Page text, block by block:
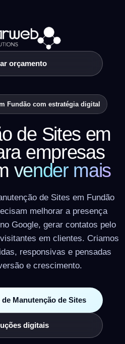
orçamento
Fundão com estratégia digital
de Sites em
empresas
vender mais
de Sites em Fundão
melhorar a presença
Google, gerar contatos pelo
em clientes. Criamos
responsivas e pensadas
e crescimento.
Manutenção de Sites
digitais